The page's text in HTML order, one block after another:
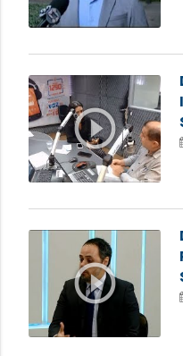
play_circle_outline
play_circle_outline